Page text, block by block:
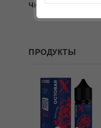
ПРОДУКТЫ
ЧИТАТЬ ДАЛЕЕ